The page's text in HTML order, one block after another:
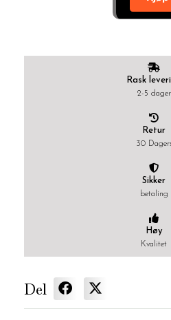
Rask
2-5 dager
Retur
30
Sikker
betaling
Høy
Kvalitet
Del